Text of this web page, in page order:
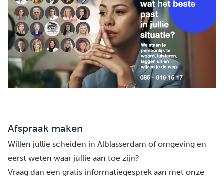
Afspraak maken
Willen jullie scheiden in Alblasserdam of omgeving en
eerst weten waar jullie aan toe zijn?
Vraag dan een gratis informatiegesprek aan met onze